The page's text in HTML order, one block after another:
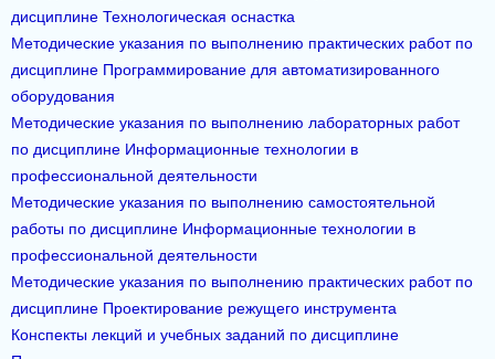
дисциплине Технологическая оснастка
Методические указания по выполнению практических работ по
дисциплине Программирование для автоматизированного
оборудования
Методические указания по выполнению лабораторных работ
по дисциплине Информационные технологии в
профессиональной деятельности
Методические указания по выполнению самостоятельной
работы по дисциплине Информационные технологии в
профессиональной деятельности
Методические указания по выполнению практических работ по
дисциплине Проектирование режущего инструмента
Конспекты лекций и учебных заданий по дисциплине